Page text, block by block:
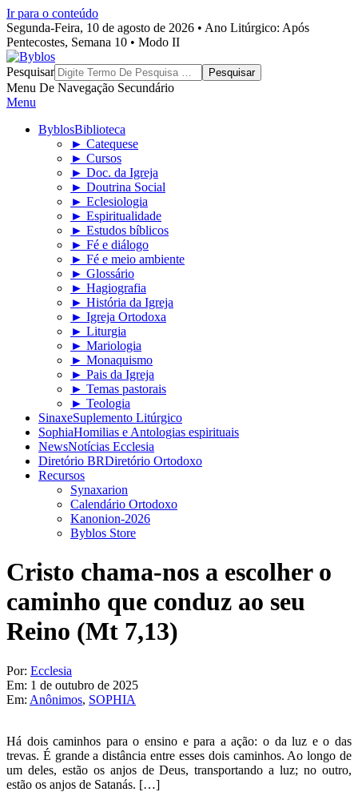
Ir para o conteúdo
Segunda-Feira, 10 de agosto de 2026 • Ano Litúrgico: Após
Pentecostes, Semana 10 • Modo II
Byblos
Pesquisar
Menu De Navegação Secundário
Menu
ByblosBiblioteca
► Catequese
► Cursos
► Doc. da Igreja
► Doutrina Social
► Eclesiologia
► Espiritualidade
► Estudos bíblicos
► Fé e diálogo
► Fé e meio ambiente
► Glossário
► Hagiografia
► História da Igreja
► Igreja Ortodoxa
► Liturgia
► Mariologia
► Monaquismo
► Pais da Igreja
► Temas pastorais
► Teologia
SinaxeSuplemento Litúrgico
SophiaHomilias e Antologias espirituais
NewsNotícias Ecclesia
Diretório BRDiretório Ortodoxo
Recursos
Synaxarion
Calendário Ortodoxo
Kanonion-2026
Byblos Store
Cristo chama-nos a escolher o
caminho que conduz ao seu
Reino (Mt 7,13)
Por: Ecclesia
Em: 1 de outubro de 2025
Em: Anônimos, SOPHIA
Há dois caminhos para o ensino e para a ação: o da luz e o das
trevas. É grande a distância entre esses dois caminhos. Ao longo de
um deles, estão os anjos de Deus, transportando a luz; no outro,
estão os anjos de Satanás. […]